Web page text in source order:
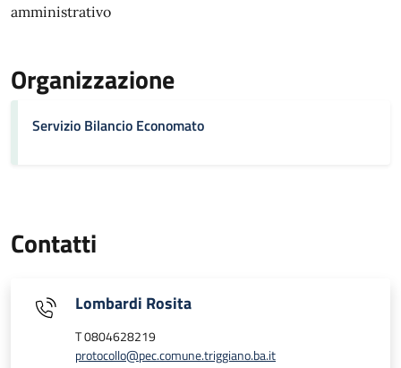
amministrativo
Organizzazione
Servizio Bilancio Economato
Contatti
Lombardi Rosita
T 0804628219
protocollo@pec.comune.triggiano.ba.it